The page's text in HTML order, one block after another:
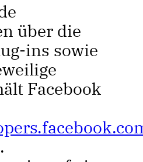
über die
ins sowie
Facebook